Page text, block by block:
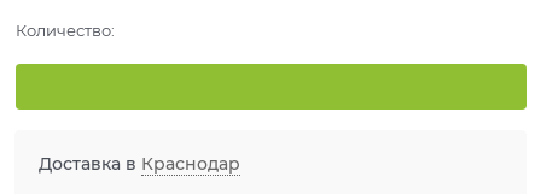
Количество:
Доставка в Краснодар